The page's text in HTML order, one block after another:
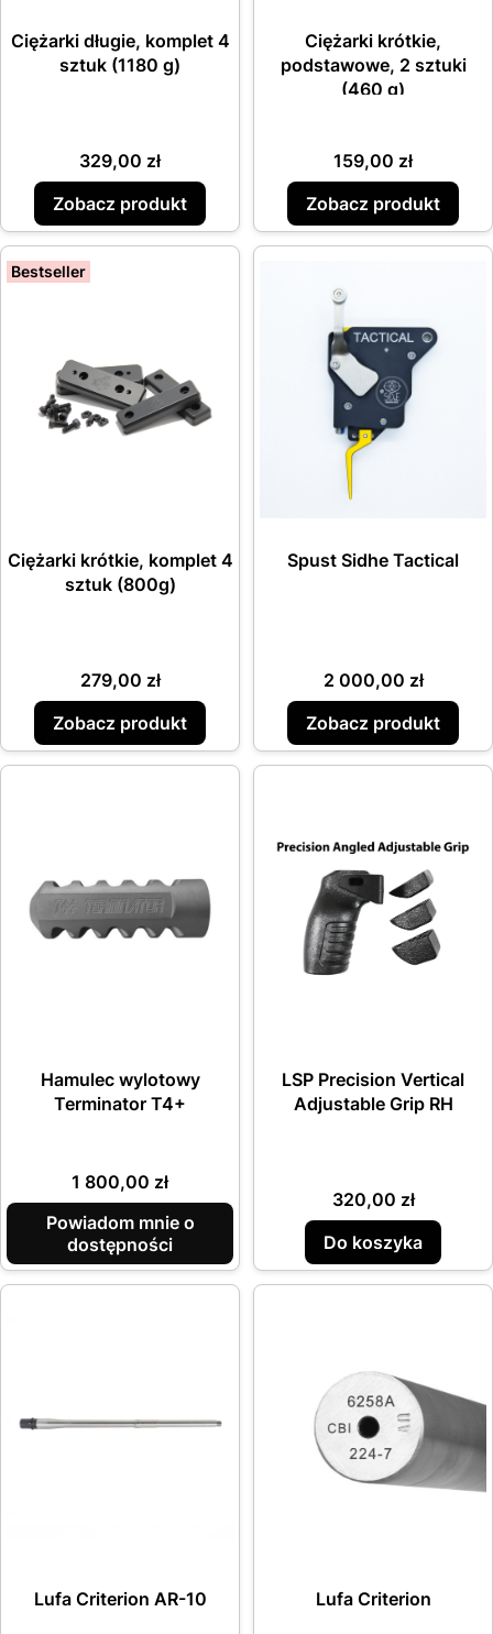
Ciężarki długie, komplet 4
sztuk (1180 g)
Cena
329,00 zł
Zobacz produkt
Ciężarki krótkie,
podstawowe, 2 sztuki
(460 g)
Cena
159,00 zł
Zobacz produkt
Bestseller
Ciężarki krótkie, komplet 4
sztuk (800g)
Cena
279,00 zł
Zobacz produkt
Spust Sidhe Tactical
Cena
2 000,00 zł
Zobacz produkt
Hamulec wylotowy
Terminator T4+
Cena
1 800,00 zł
Powiadom mnie o
dostępności
LSP Precision Vertical
Adjustable Grip RH
Cena
320,00 zł
Do koszyka
Lufa Criterion AR-10 Lufa Criterion